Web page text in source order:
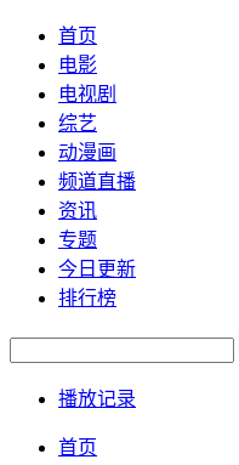
首页
电影
电视剧
综艺
动漫画
频道直播
资讯
专题
今日更新
排行榜
播放记录
首页